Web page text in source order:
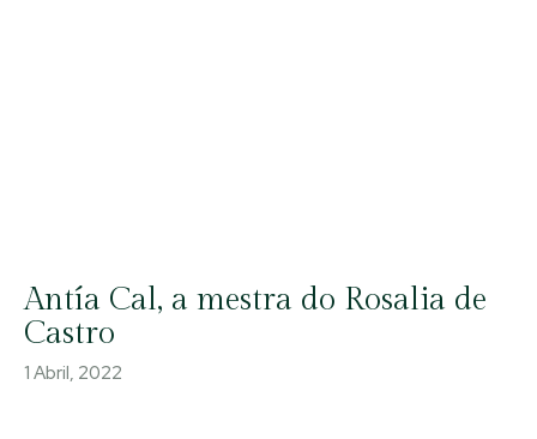
Antía Cal, a mestra do Rosalia de
Castro
1 Abril, 2022